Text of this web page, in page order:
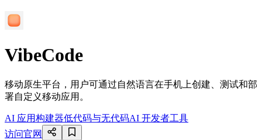
VibeCode
移动原生平台，用户可通过自然语言在手机上创建、测试和部
署自定义移动应用。
AI 应用构建器低代码与无代码AI 开发者工具
访问官网